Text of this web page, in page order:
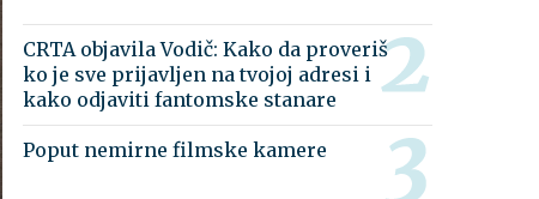
CRTA objavila Vodič: Kako da proveriš
ko je sve prijavljen na tvojoj adresi i
kako odjaviti fantomske stanare
Poput nemirne filmske kamere